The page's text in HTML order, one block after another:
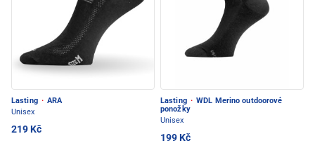
Lasting · ARA
Unisex
219 Kč
Lasting · WDL Merino outdoorové
ponožky
Unisex
199 Kč